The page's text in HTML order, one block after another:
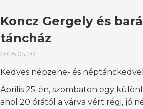
Koncz Gergely és
táncház
2026.04.20.
Kedves népzene- és
Április 25-én, szombaton egy
ahol 20 órától a várva vért régi, jó